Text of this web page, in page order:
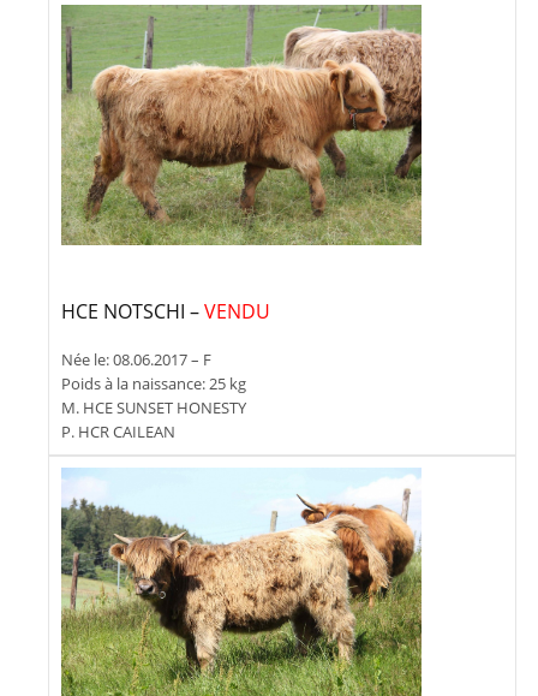
HCE NOTSCHI –VENDU
Née le: 08.06.2017 – F
Poids à la naissance: 25 kg
M. HCE SUNSET HONESTY
P. HCR CAILEAN